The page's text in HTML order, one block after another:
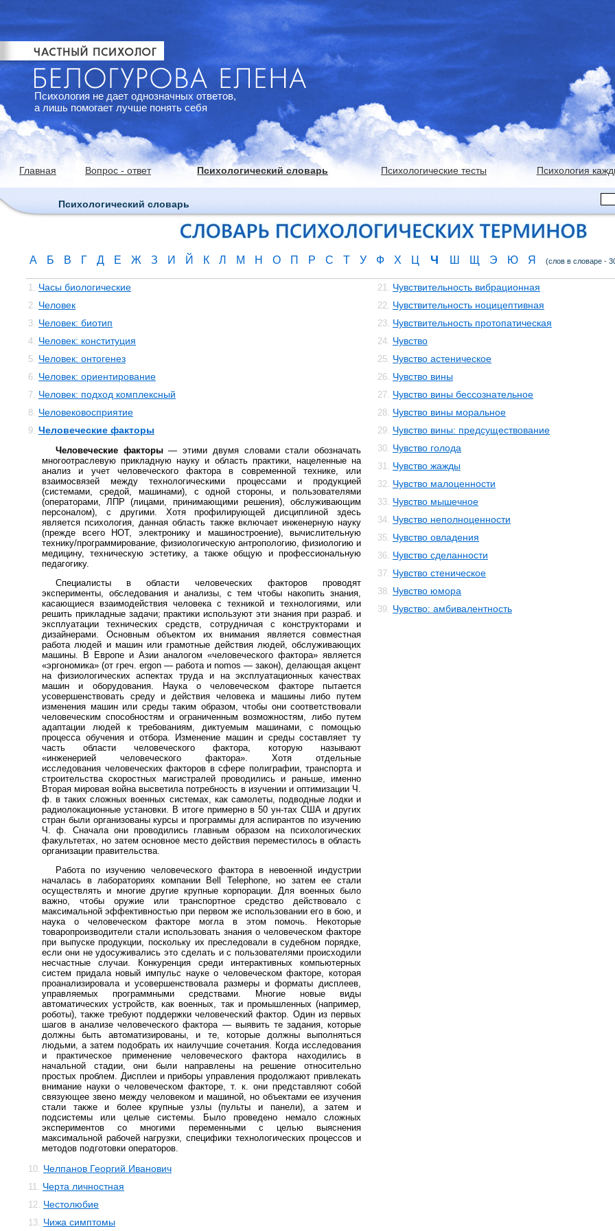
Психология не дает однозначных ответов,
а лишь помогает лучше понять себя
Главная Вопрос - ответ Психологический словарь Психологические тесты Психология
Психологический словарь
А Б В Г Д Е Ж З И Й К Л М Н О П Р С Т У Ф Х Ц Ч Ш Щ Э Ю Я (слов в словаре -
1. Часы биологические
2. Человек
3. Человек: биотип
4. Человек: конституция
5. Человек: онтогенез
6. Человек: ориентирование
7. Человек: подход комплексный
8. Человековосприятие
9. Человеческие факторы
Человеческие факторы— этими двумя словами стали обозначать
многоотраслевую прикладную науку и область практики, нацеленные на
анализ и учет человеческого фактора в современной технике, или
взаимосвязей между технологическими процессами и продукцией
(системами, средой, машинами), с одной стороны, и пользователями
(операторами, ЛПР (лицами, принимающими решения), обслуживающим
персоналом), с другими. Хотя профилирующей дисциплиной здесь
является психология, данная область также включает инженерную науку
(прежде всего НОТ, электронику и машиностроение), вычислительную
технику/программирование, физиологическую антропологию, физиологию и
медицину, техническую эстетику, а также общую и профессиональную
педагогику.
Специалисты в области человеческих факторов проводят
эксперименты, обследования и анализы, с тем чтобы накопить знания,
касающиеся взаимодействия человека с техникой и технологиями, или
решить прикладные задачи; практики используют эти знания при разраб. и
эксплуатации технических средств, сотрудничая с конструкторами и
дизайнерами. Основным объектом их внимания является совместная
работа людей и машин или грамотные действия людей, обслуживающих
машины. В Европе и Азии аналогом «человеческого фактора» является
«эргономика» (от греч. ergon — работа и nomos — закон), делающая акцент
на физиологических аспектах труда и на эксплуатационных качествах
машин и оборудования. Наука о человеческом факторе пытается
усовершенствовать среду и действия человека и машины либо путем
изменения машин или среды таким образом, чтобы они соответствовали
человеческим способностям и ограниченным возможностям, либо путем
адаптации людей к требованиям, диктуемым машинами, с помощью
процесса обучения и отбора. Изменение машин и среды составляет ту
часть области человеческого фактора, которую называют
«инженерией человеческого фактора». Хотя отдельные
исследования человеческих факторов в сфере полиграфии, транспорта и
строительства скоростных магистралей проводились и раньше, именно
Вторая мировая война высветила потребность в изучении и оптимизации Ч.
ф. в таких сложных военных системах, как самолеты, подводные лодки и
радиолокационные установки. В итоге примерно в 50 ун-тах США и других
стран были организованы курсы и программы для аспирантов по изучению
Ч. ф. Сначала они проводились главным образом на психологических
факультетах, но затем основное место действия переместилось в область
организации правительства.
Работа по изучению человеческого фактора в невоенной индустрии
началась в лабораториях компании Bell Telephone, но затем ее стали
осуществлять и многие другие крупные корпорации. Для военных было
важно, чтобы оружие или транспортное средство действовало с
максимальной эффективностью при первом же использовании его в бою, и
наука о человеческом факторе могла в этом помочь. Некоторые
товаропроизводители стали использовать знания о человеческом факторе
при выпуске продукции, поскольку их преследовали в судебном порядке,
если они не удосуживались это сделать и с пользователями происходили
несчастные случаи. Конкуренция среди интерактивных компьютерных
систем придала новый импульс науке о человеческом факторе, которая
проанализировала и усовершенствовала размеры и форматы дисплеев,
управляемых программными средствами. Многие новые виды
автоматических устройств, как военных, так и промышленных (например,
роботы), также требуют поддержки человеческий фактор. Один из первых
шагов в анализе человеческого фактора — выявить те задания, которые
должны быть автоматизированы, и те, которые должны выполняться
людьми, а затем подобрать их наилучшие сочетания. Когда исследования
и практическое применение человеческого фактора находились в
начальной стадии, они были направлены на решение относительно
простых проблем. Дисплеи и приборы управления продолжают привлекать
внимание науки о человеческом факторе, т. к. они представляют собой
связующее звено между человеком и машиной, но объектами ее изучения
стали также и более крупные узлы (пульты и панели), а затем и
подсистемы или целые системы. Было проведено немало сложных
экспериментов со многими переменными с целью выяснения
максимальной рабочей нагрузки, специфики технологических процессов и
методов подготовки операторов.
10. Челпанов Георгий Иванович
11. Черта личностная
12. Честолюбие
13. Чижа симптомы
21. Чувствительность вибрационная
22. Чувствительность ноцицептивная
23. Чувствительность протопатическая
24. Чувство
25. Чувство астеническое
26. Чувство вины
27. Чувство вины бессознательное
28. Чувство вины моральное
29. Чувство вины: предсуществование
30. Чувство голода
31. Чувство жажды
32. Чувство малоценности
33. Чувство мышечное
34. Чувство неполноценности
35. Чувство овладения
36. Чувство сделанности
37. Чувство стеническое
38. Чувство юмора
39. Чувство: амбивалентность